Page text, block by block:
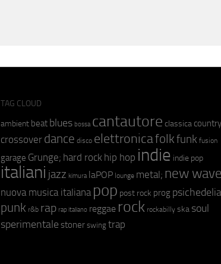
TAG CLOUD
ambient beat blues bossa cantautore classica country
crossover dance disco elettronicafolkfunk fusion
garage Grunge; hard rock hip hop indie indie pop
italiani jazz kimura laPOP lounge metal; new wave
nuova musica italiana pop post rock prog psichedelia
punk r&b rap rap italiano reggae rock rockabilly ska soul
sperimentale stoner swing trap